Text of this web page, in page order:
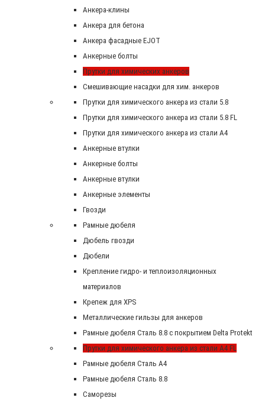
Анкера-клины
Анкера для бетона
Анкера фасадные EJOT
Анкерные болты
Прутки для химических анкеров
Смешивающие насадки для хим. анкеров
Прутки для химического анкера из стали 5.8
Прутки для химического анкера из стали 5.8 FL
Прутки для химического анкера из стали А4
Анкерные втулки
Анкерные болты
Анкерные втулки
Анкерные элементы
Гвозди
Рамные дюбеля
Дюбель гвозди
Дюбели
Крепление гидро- и теплоизоляционных
материалов
Крепеж для XPS
Металлические гильзы для анкеров
Рамные дюбеля Сталь 8.8 с покрытием Delta Protekt
Прутки для химического анкера из стали А4 FL
Рамные дюбеля Сталь A4
Рамные дюбеля Сталь 8.8
Саморезы